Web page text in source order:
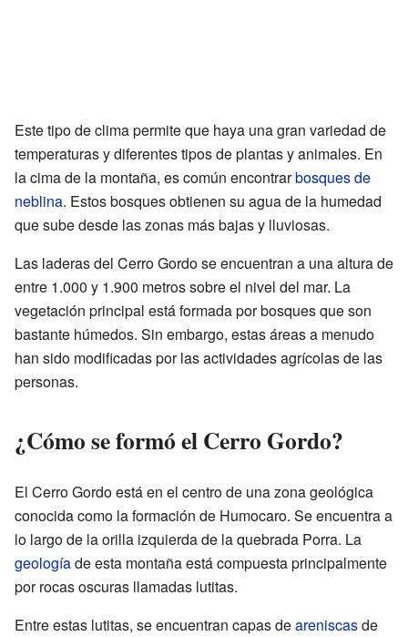
Este tipo de clima permite que haya una gran variedad de
temperaturas y diferentes tipos de plantas y animales. En
la cima de la montaña, es común encontrarbosques de
neblina. Estos bosques obtienen su agua de la humedad
que sube desde las zonas más bajas y lluviosas.
Las laderas del Cerro Gordo se encuentran a una altura de
entre 1.000 y 1.900 metros sobre el nivel del mar. La
vegetación principal está formada por bosques que son
bastante húmedos. Sin embargo, estas áreas a menudo
han sido modificadas por las actividades agrícolas de las
personas.
¿Cómo se formó el Cerro Gordo?
El Cerro Gordo está en el centro de una zona geológica
conocida como la formación de Humocaro. Se encuentra a
lo largo de la orilla izquierda de la quebrada Porra. La
geologíade esta montaña está compuesta principalmente
por rocas oscuras llamadas lutitas.
Entre estas lutitas, se encuentran capas deareniscasde